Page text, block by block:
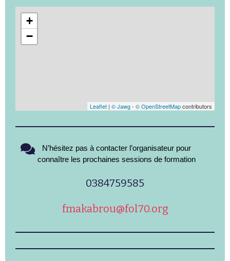
+
−
Leaflet | © Jawg- © OpenStreetMapcontributors
N’hésitez pas à contacter l’organisateur pour
connaître les prochaines sessions de formation
0384759585
fmakabrou@fol70.org